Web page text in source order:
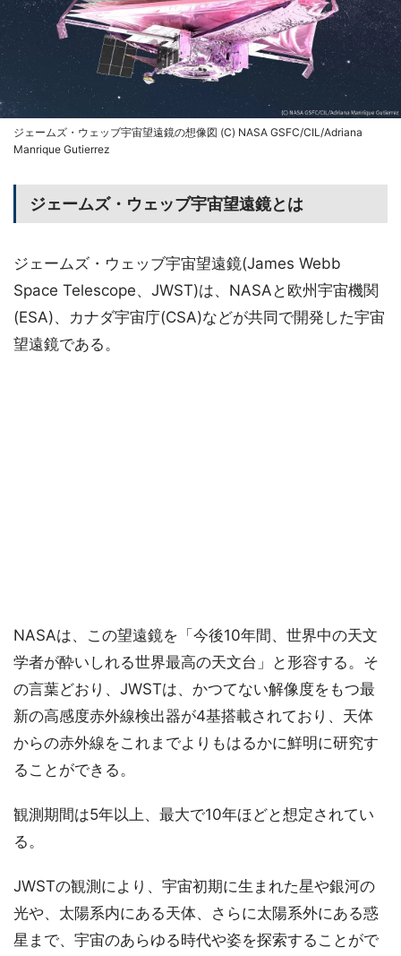
ジェームズ・ウェッブ宇宙望遠鏡の想像図 (C) NASA GSFC/CIL/Adriana
Manrique Gutierrez
ジェームズ・ウェッブ宇宙望遠鏡とは
ジェームズ・ウェッブ宇宙望遠鏡(James Webb
Space Telescope、JWST)は、NASAと欧州宇宙機関
(ESA)、カナダ宇宙庁(CSA)などが共同で開発した宇宙
望遠鏡である。
NASAは、この望遠鏡を「今後10年間、世界中の天文
学者が酔いしれる世界最高の天文台」と形容する。そ
の言葉どおり、JWSTは、かつてない解像度をもつ最
新の高感度赤外線検出器が4基搭載されており、天体
からの赤外線をこれまでよりもはるかに鮮明に研究す
ることができる。
観測期間は5年以上、最大で10年ほどと想定されてい
る。
JWSTの観測により、宇宙初期に生まれた星や銀河の
光や、太陽系内にある天体、さらに太陽系外にある惑
星まで、宇宙のあらゆる時代や姿を探索することがで